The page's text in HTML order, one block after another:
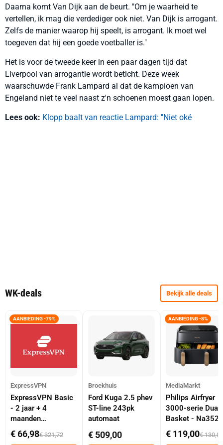
Daarna komt Van Dijk aan de beurt. "Om je waarheid te
vertellen, ik mag die verdediger ook niet. Van Dijk is arrogant.
Zelfs de manier waarop hij speelt, is arrogant. Ik moet wel
toegeven dat hij een goede voetballer is."
Het is voor de tweede keer in een paar dagen tijd dat
Liverpool van arrogantie wordt beticht. Deze week
waarschuwde Frank Lampard al dat de kampioen van
Engeland niet te veel naast z'n schoenen moest gaan lopen.
Lees ook: Klopp baalt van reactie Lampard: "Niet oké
WK-deals Bekijk alle deals
AANBIEDING -79%
ExpressVPN
ExpressVPN Basic
- 2 jaar + 4
maanden
abonnement
€ 66,98€ 321,72
Broekhuis
Ford Kuga 2.5 phev
ST-line 243pk
automaat
€ 509,00
AANBIEDING -8%
MediaMarkt
Philips Airfryer
3000-serie Dual
Basket -
Dubbele Mand 9
Tot 6 Personen
€ 119,00€ 130,00